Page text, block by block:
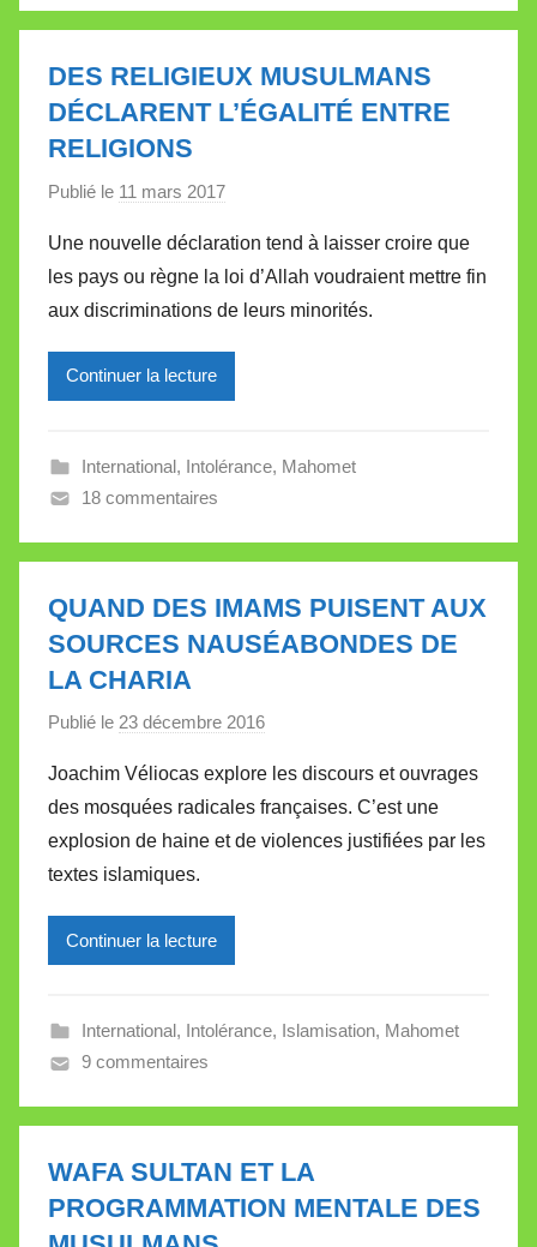
e
t
e
DES RELIGIEUX MUSULMANS
DÉCLARENT L’ÉGALITÉ ENTRE
RELIGIONS
Publié le 11 mars 2017
r
M
i
r
l
a
l
e
t
Une nouvelle déclaration tend à laisser croire que
les pays ou règne la loi d’Allah voudraient mettre fin
aux discriminations de leurs minorités.
Continuer la lecture
International, Intolérance, Mahomet
18 commentaires
QUAND DES IMAMS PUISENT AUX
SOURCES NAUSÉABONDES DE
LA CHARIA
Publié le 23 décembre 2016
r
M
i
e
l
l
t
Joachim Véliocas explore les discours et ouvrages
des mosquées radicales françaises. C’est une
explosion de haine et de violences justifiées par les
textes islamiques.
Continuer la lecture
International, Intolérance, Islamisation, Mahomet
9 commentaires
WAFA SULTAN ET LA
PROGRAMMATION MENTALE DES